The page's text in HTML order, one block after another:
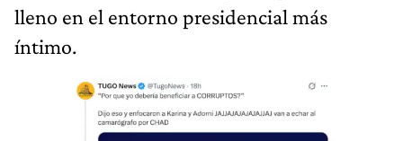
lleno en el entorno presidencial más
íntimo.